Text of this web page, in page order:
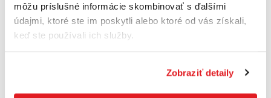
môžu príslušné informácie skombinovať s ďalšími
údajmi, ktoré ste im poskytli alebo ktoré od vás získali,
keď ste používali ich služby.
Zobraziť detaily
Max. vŕtací výkon
(vrták)
32 mm